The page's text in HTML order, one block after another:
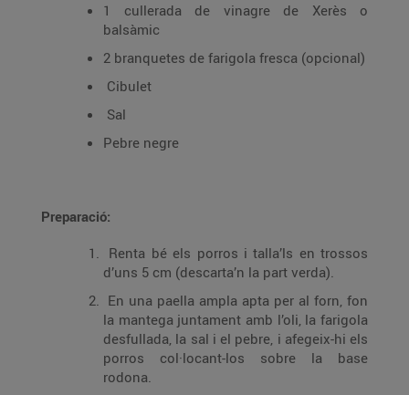
1 cullerada de vinagre de Xerès o
balsàmic
2 branquetes de farigola fresca (opcional)
Cibulet
Sal
Pebre negre
Preparació:
Renta bé els porros i talla’ls en trossos
d’uns 5 cm (descarta’n la part verda).
En una paella ampla apta per al forn, fon
la mantega juntament amb l’oli, la farigola
desfullada, la sal i el pebre, i afegeix-hi els
porros col·locant-los sobre la base
rodona.